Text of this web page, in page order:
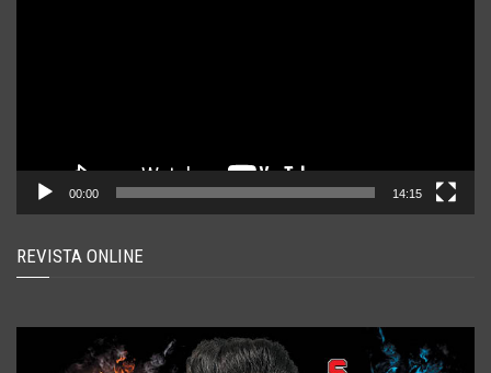
00:00 14:15
REVISTA ONLINE